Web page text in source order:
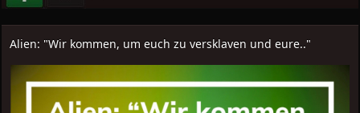
Alien: "Wir kommen, um euch zu versklaven und eure.."